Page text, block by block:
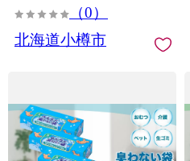
（0）
北海道小樽市